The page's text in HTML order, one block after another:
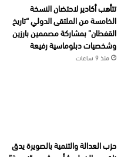
تتأهب أكادير لاحتضان النسخة
الخامسة من الملتقى الدولي “تاريخ
القفطان” بمشاركة مصممين بارزين
وشخصيات دبلوماسية رفيعة
منذ 9 ساعات
حزب العدالة والتنمية بالصويرة يدق